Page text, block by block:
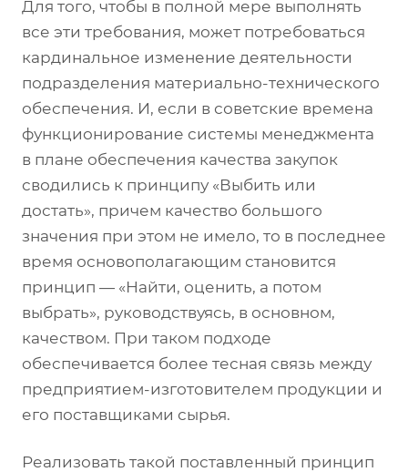
Для того, чтобы в полной мере выполнять
все эти требования, может потребоваться
кардинальное изменение деятельности
подразделения материально-технического
обеспечения. И, если в советские времена
функционирование системы менеджмента
в плане обеспечения качества закупок
сводились к принципу «Выбить или
достать», причем качество большого
значения при этом не имело, то в последнее
время основополагающим становится
принцип — «Найти, оценить, а потом
выбрать», руководствуясь, в основном,
качеством. При таком подходе
обеспечивается более тесная связь между
предприятием-изготовителем продукции и
его поставщиками сырья.
Реализовать такой поставленный принцип